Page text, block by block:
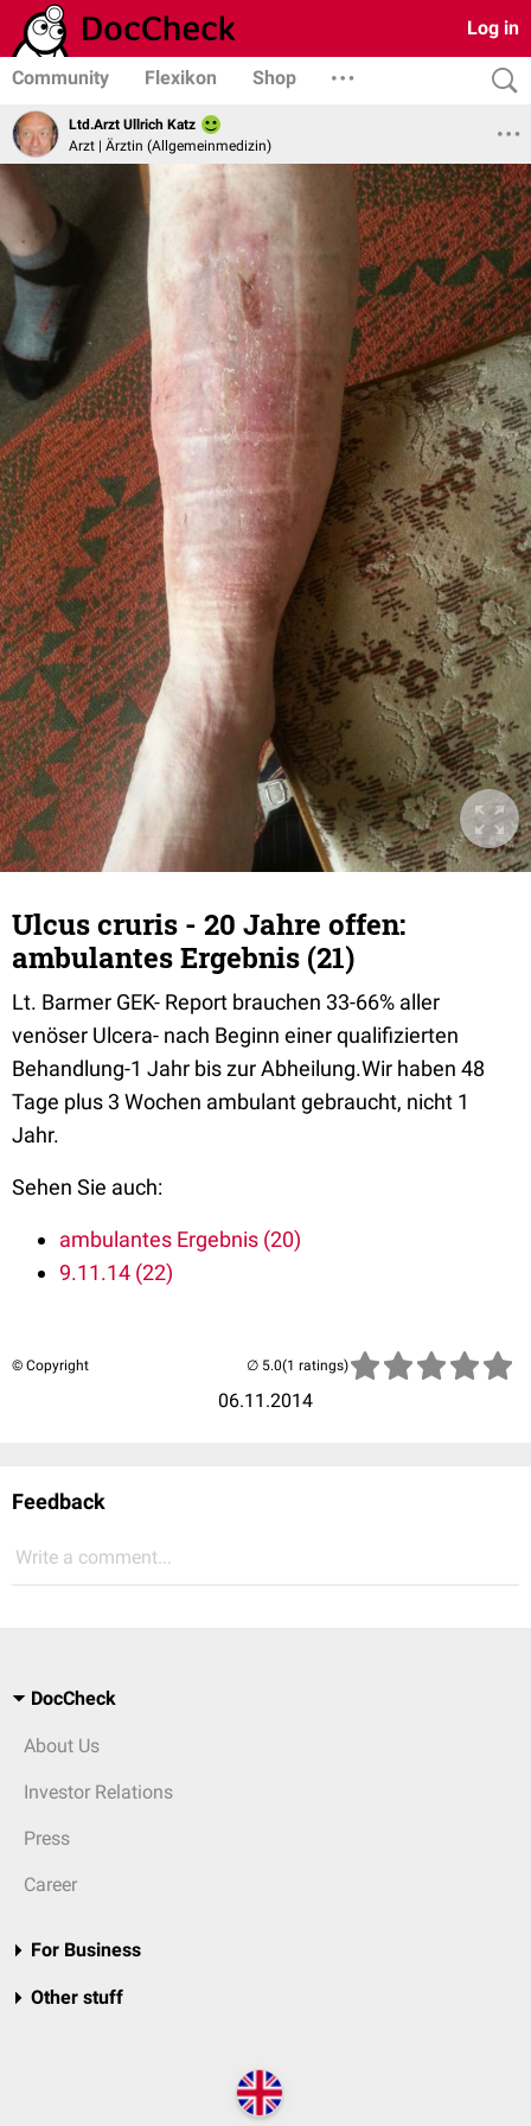
Log in
Community Flexikon Shop
Ltd.Arzt Ullrich Katz
Arzt | Ärztin (Allgemeinmedizin)
Ulcus cruris - 20 Jahre offen:
ambulantes Ergebnis (21)
Lt. Barmer GEK- Report brauchen 33-66% aller
venöser Ulcera- nach Beginn einer qualifizierten
Behandlung-1 Jahr bis zur Abheilung.Wir haben 48
Tage plus 3 Wochen ambulant gebraucht, nicht 1
Jahr.
Sehen Sie auch:
ambulantes Ergebnis (20)
9.11.14 (22)
© Copyright
06.11.2014
(1 ratings)
Feedback
Write a comment...
DocCheck
About Us
Investor Relations
Press
Career
For Business
Other stuff